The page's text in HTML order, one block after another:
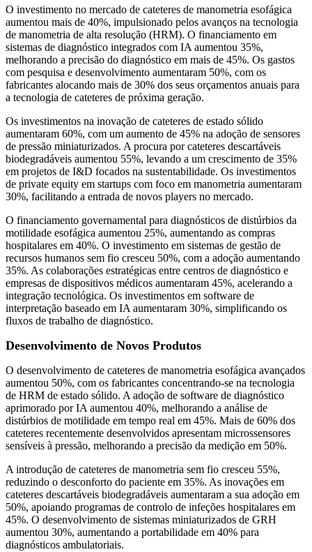
O investimento no mercado de cateteres de manometria esofágica
aumentou mais de 40%, impulsionado pelos avanços na tecnologia
de manometria de alta resolução (HRM). O financiamento em
sistemas de diagnóstico integrados com IA aumentou 35%,
melhorando a precisão do diagnóstico em mais de 45%. Os gastos
com pesquisa e desenvolvimento aumentaram 50%, com os
fabricantes alocando mais de 30% dos seus orçamentos anuais para
a tecnologia de cateteres de próxima geração.
Os investimentos na inovação de cateteres de estado sólido
aumentaram 60%, com um aumento de 45% na adoção de sensores
de pressão miniaturizados. A procura por cateteres descartáveis ​​
biodegradáveis ​​aumentou 55%, levando a um crescimento de 35%
em projetos de I&D focados na sustentabilidade. Os investimentos
de private equity em startups com foco em manometria aumentaram
30%, facilitando a entrada de novos players no mercado.
O financiamento governamental para diagnósticos de distúrbios da
motilidade esofágica aumentou 25%, aumentando as compras
hospitalares em 40%. O investimento em sistemas de gestão de
recursos humanos sem fio cresceu 50%, com a adoção aumentando
35%. As colaborações estratégicas entre centros de diagnóstico e
empresas de dispositivos médicos aumentaram 45%, acelerando a
integração tecnológica. Os investimentos em software de
interpretação baseado em IA aumentaram 30%, simplificando os
fluxos de trabalho de diagnóstico.
Desenvolvimento de Novos Produtos
O desenvolvimento de cateteres de manometria esofágica avançados
aumentou 50%, com os fabricantes concentrando-se na tecnologia
de HRM de estado sólido. A adoção de software de diagnóstico
aprimorado por IA aumentou 40%, melhorando a análise de
distúrbios de motilidade em tempo real em 45%. Mais de 60% dos
cateteres recentemente desenvolvidos apresentam microssensores
sensíveis à pressão, melhorando a precisão da medição em 50%.
A introdução de cateteres de manometria sem fio cresceu 55%,
reduzindo o desconforto do paciente em 35%. As inovações em
cateteres descartáveis ​​biodegradáveis ​​aumentaram a sua adoção em
50%, apoiando programas de controlo de infeções hospitalares em
45%. O desenvolvimento de sistemas miniaturizados de GRH
aumentou 30%, aumentando a portabilidade em 40% para
diagnósticos ambulatoriais.